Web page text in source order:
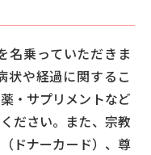
名乗っていただきま
状や経過に関するこ
・サプリメントなど
ださい。また、宗教
ドナーカード）、尊